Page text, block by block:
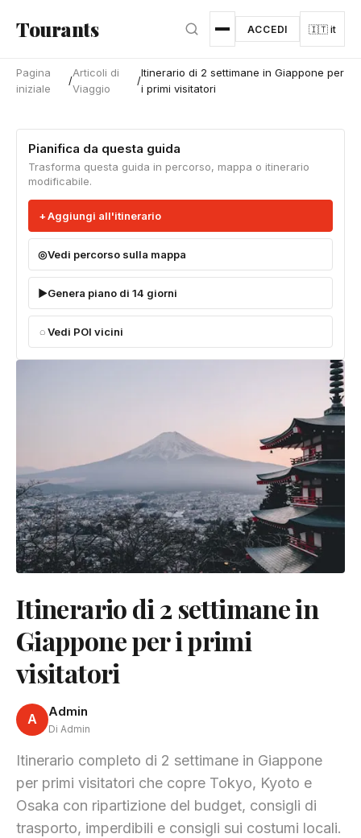
Tourants ACCEDI 🇮🇹 it
Pagina
iniziale
/
Articoli di
Viaggio
/
Itinerario di 2 settimane in Giappone per
i primi visitatori
Pianifica da questa guida
Trasforma questa guida in percorso, mappa o itinerario
modificabile.
Aggiungi all'itinerario
Vedi percorso sulla mappa
Genera piano di 14 giorni
Vedi POI vicini
Itinerario di 2 settimane in
Giappone per i primi
visitatori
A Admin
Di Admin
Itinerario completo di 2 settimane in Giappone
per primi visitatori che copre Tokyo, Kyoto e
Osaka con ripartizione del budget, consigli di
trasporto, imperdibili e consigli sui costumi locali.